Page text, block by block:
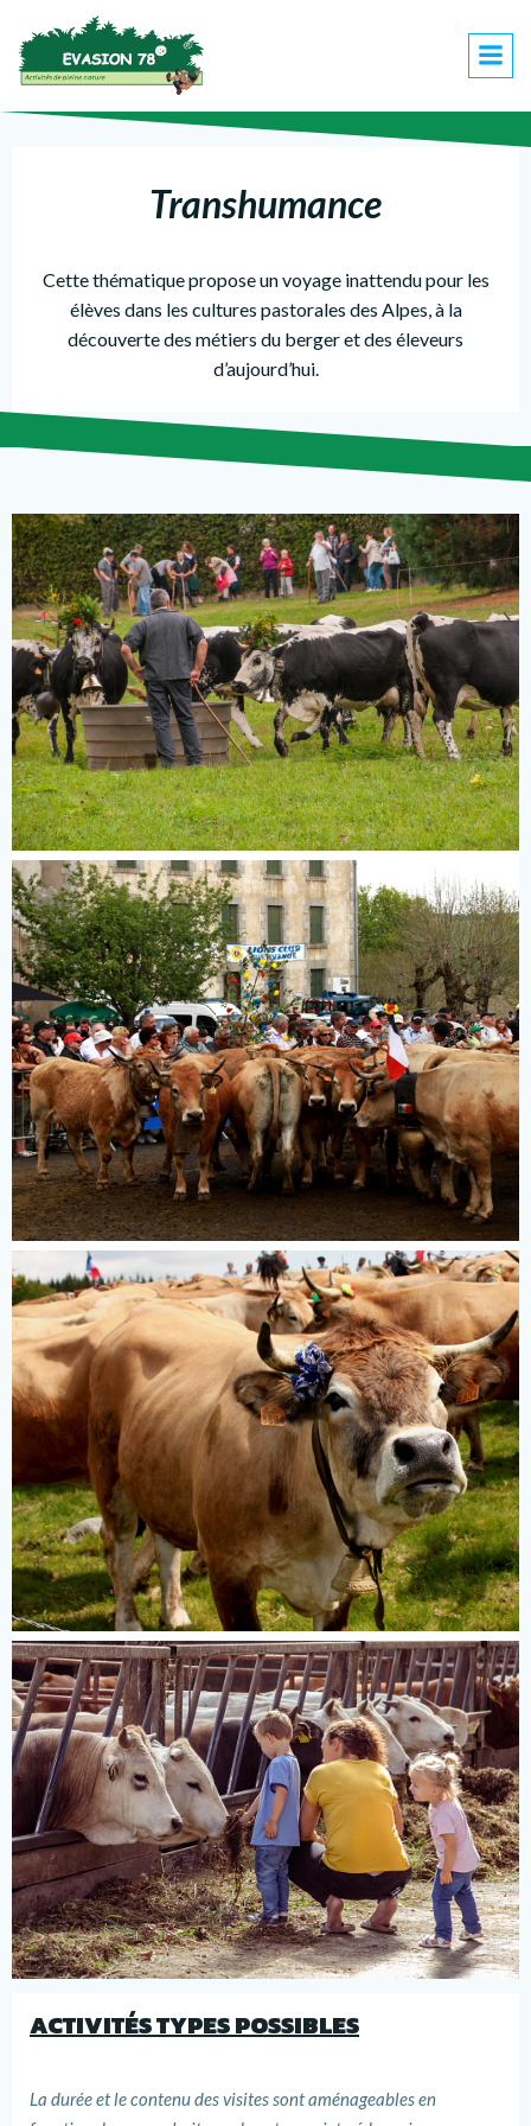
Transhumance
Cette thématique propose un voyage inattendu pour les
élèves dans les cultures pastorales des Alpes, à la
découverte des métiers du berger et des éleveurs
d’aujourd’hui.
ACTIVITÉS TYPES POSSIBLES
La durée et le contenu des visites sont aménageables en